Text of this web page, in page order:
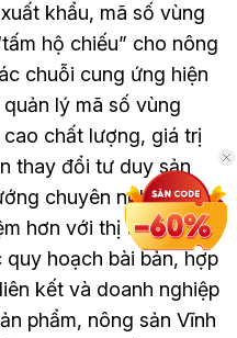
khẩu, mã số vùng
hộ chiếu” cho nông
chuỗi cung ứng hiện
lý mã số vùng
chất lượng, giá trị
thay đổi tư duy sản
chuyên nghiệp,
hơn với thị trường.
hoạch bài bản, hợp
kết và doanh nghiệp
phẩm, nông sản Vĩnh